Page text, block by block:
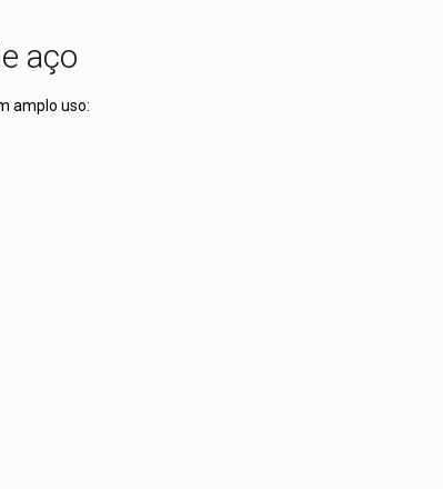
aço
amplo uso: